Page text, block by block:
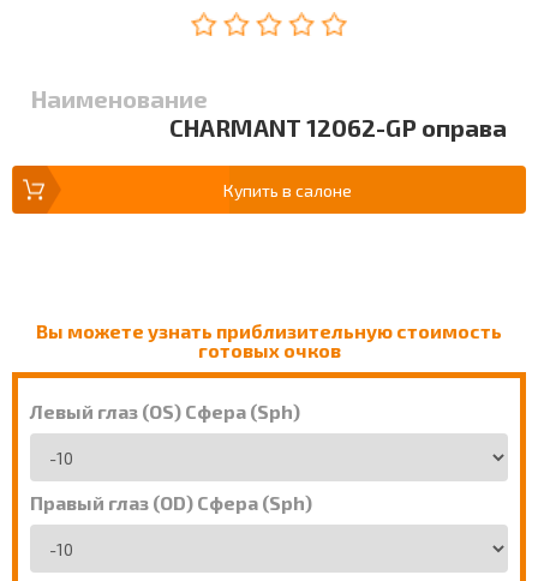
Наименование
CHARMANT 12062-GP оправа
Купить в салоне
Вы можете узнать приблизительную стоимость
готовых очков
Левый глаз (OS) Сфера (Sph)
Правый глаз (OD) Сфера (Sph)